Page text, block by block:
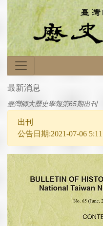
最新消息
臺灣師大歷史學報第65期出刊
出刊
公告日期:2021-07-06